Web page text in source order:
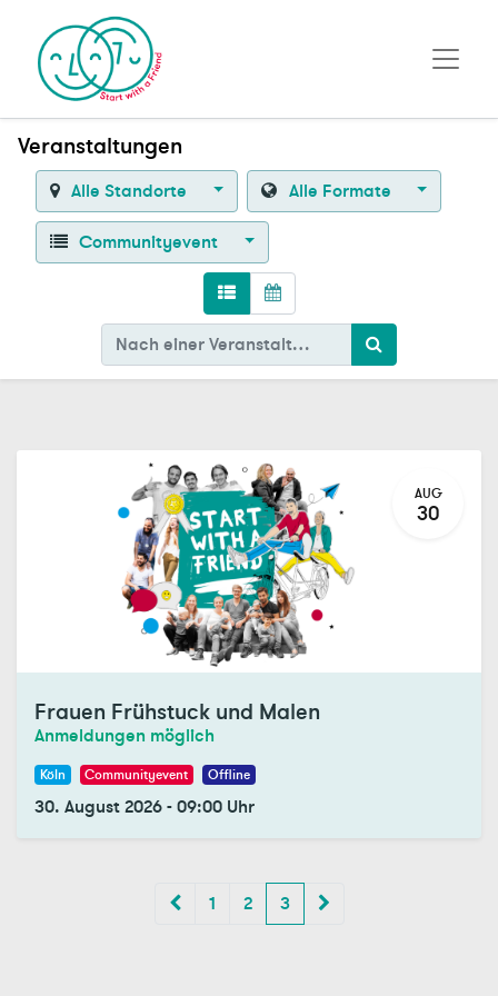
Veranstaltungen
Alle Standorte Alle Formate
Communityevent
AUG
30
Frauen Frühstuck und Malen
Anmeldungen möglich
Köln Communityevent Offline
30. August 2026-09:00 Uhr
1 2 3